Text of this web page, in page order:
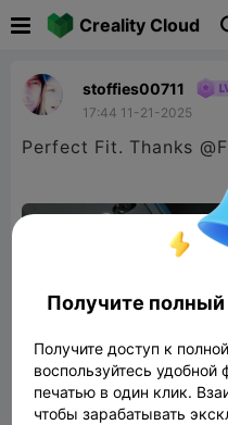
Creality Cloud
stoffies00711
17:44 11-21-2025
Perfect Fit. Thanks
Получите
Получите доступ к
воспользуйтесь
печатью в один клик.
чтобы зарабатывать